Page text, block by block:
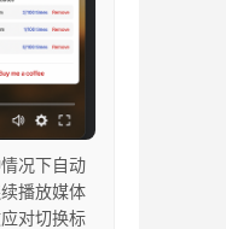
况下自动
播放媒体
对切换标